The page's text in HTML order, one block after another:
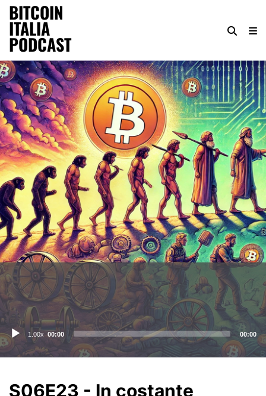
BITCOIN
ITALIA
PODCAST
Audio
Player
1.00x 00:00 00:00
S06E23 - In costante